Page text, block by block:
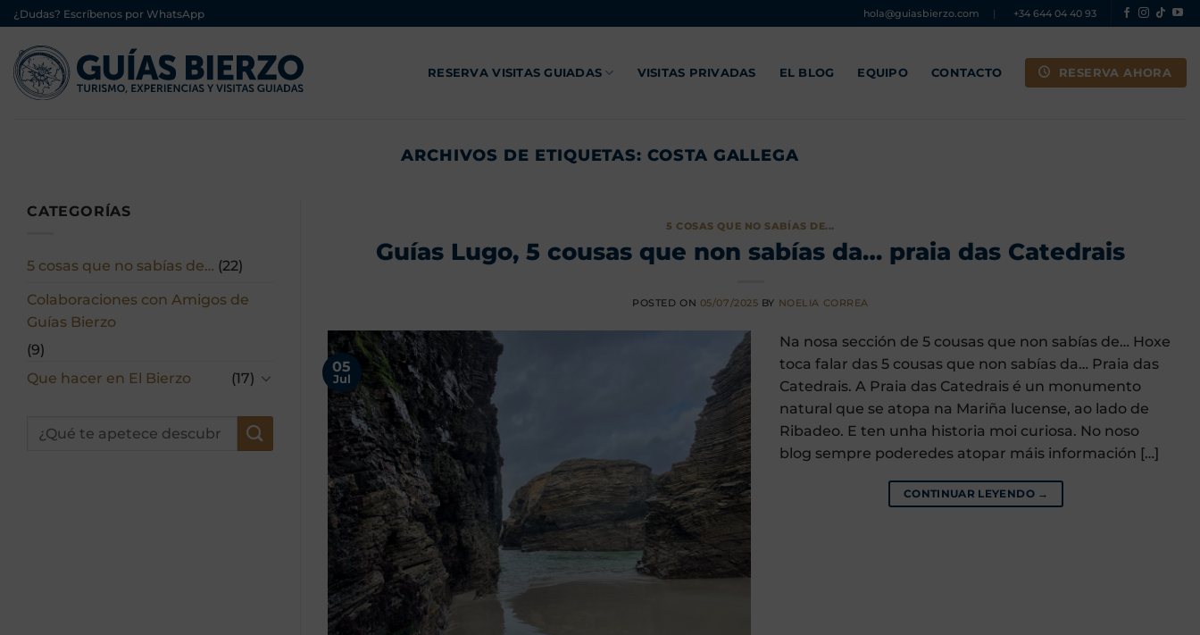
Saltar
al
contenido
¿Dudas? Escríbenos por WhatsApp hola@guiasbierzo.com | +34 644 04 40 93
RESERVA VISITAS GUIADAS VISITAS PRIVADAS EL BLOG EQUIPO CONTACTO RESERVA AHORA
ARCHIVOS DE ETIQUETAS:COSTA GALLEGA
CATEGORÍAS
5 cosas que no sabías de… (22)
Colaboraciones con Amigos de
Guías Bierzo
(9)
Que hacer en El Bierzo
(17)
5 COSAS QUE NO SABÍAS DE...
Guías Lugo, 5 cousas que non sabías da… praia das Catedrais
POSTED ON 05/07/2025 BY NOELIA CORREA
05
Jul
Na nosa sección de 5 cousas que non sabías de… Hoxe
toca falar das 5 cousas que non sabías da… Praia das
Catedrais. A Praia das Catedrais é un monumento
natural que se atopa na Mariña lucense, ao lado de
Ribadeo. E ten unha historia moi curiosa. No noso
blog sempre poderedes atopar máis información […]
CONTINUAR LEYENDO →